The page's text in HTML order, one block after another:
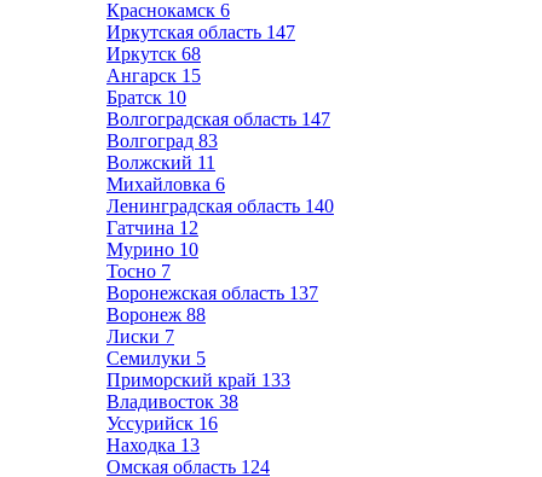
Краснокамск 6
Иркутская область 147
Иркутск 68
Ангарск 15
Братск 10
Волгоградская область 147
Волгоград 83
Волжский 11
Михайловка 6
Ленинградская область 140
Гатчина 12
Мурино 10
Тосно 7
Воронежская область 137
Воронеж 88
Лиски 7
Семилуки 5
Приморский край 133
Владивосток 38
Уссурийск 16
Находка 13
Омская область 124